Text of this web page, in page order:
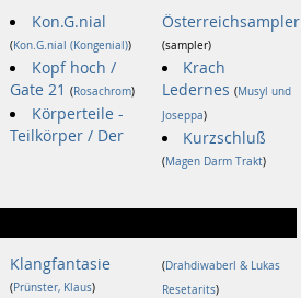
Kon.G.nial
(Kon.G.nial (Kongenial))
Kopf hoch /
Gate 21 (Rosachrom)
Körperteile -
Teilkörper / Der
Österreichsampler
(sampler)
Krach
Ledernes (Musyl und
Joseppa)
Kurzschluß
(Magen Darm Trakt)
Klangfantasie
(Prünster, Klaus)
(Drahdiwaberl & Lukas
Resetarits)